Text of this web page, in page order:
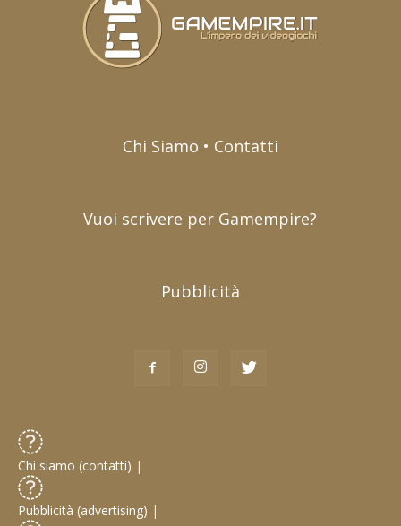
Chi Siamo • Contatti
Vuoi scrivere per Gamempire?
Pubblicità
Chi siamo (contatti) |
Pubblicità (advertising) |